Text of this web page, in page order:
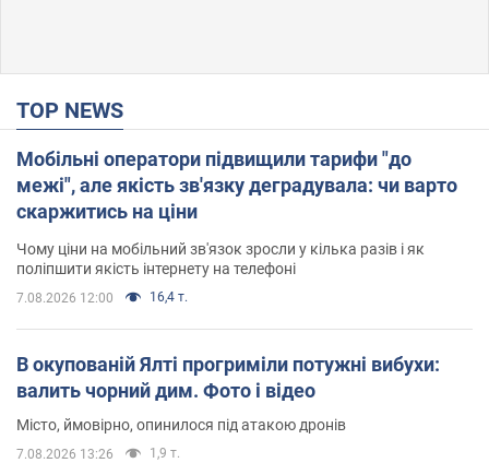
TOP NEWS
Мобільні оператори підвищили тарифи "до
межі", але якість зв'язку деградувала: чи варто
скаржитись на ціни
Чому ціни на мобільний зв'язок зросли у кілька разів і як
поліпшити якість інтернету на телефоні
7.08.2026 12:00 16,4 т.
В окупованій Ялті прогриміли потужні вибухи:
валить чорний дим. Фото і відео
Місто, ймовірно, опинилося під атакою дронів
7.08.2026 13:26 1,9 т.